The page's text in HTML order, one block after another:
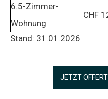
6.5-Zimmer-
Wohnung
CHF
Stand: 31.01.2026
JETZT